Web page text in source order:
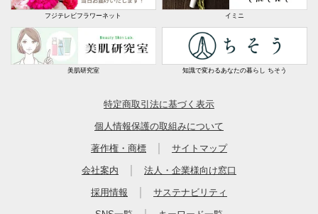
フジテレビフラワーネット イミニ
美肌研究室 知識で変わるあなたの暮らし ちそう
特定商取引法に基づく表示
個人情報保護の取組みについて
著作権・商標 サイトマップ
会社案内 法人・企業様向け窓口
採用情報 サステナビリティ